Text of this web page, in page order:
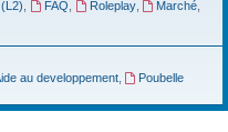
FAQ Roleplay, Marché
au developpement,
Poubelle